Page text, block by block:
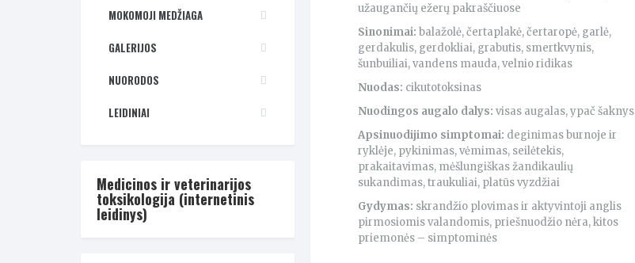
užaugančių ežerų pakraščiuose
Sinonimai: balažolė, čertaplakė, čertaropė, garlė,
gerdakulis, gerdokliai, grabutis, smertkvynis,
šunbuiliai, vandens mauda, velnio ridikas
Nuodas: cikutotoksinas
Nuodingos augalo dalys: visas augalas, ypač šaknys
Apsinuodijimo simptomai: deginimas burnoje ir
ryklėje, pykinimas, vėmimas, seilėtekis,
prakaitavimas, mėšlungiškas žandikaulių
sukandimas, traukuliai, platūs vyzdžiai
Gydymas: skrandžio plovimas ir aktyvintoji anglis
pirmosiomis valandomis, priešnuodžio nėra, kitos
priemonės – simptominės
MOKOMOJI MEDŽIAGA
GALERIJOS
NUORODOS
LEIDINIAI
Medicinos ir veterinarijos
toksikologija (internetinis
leidinys)